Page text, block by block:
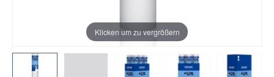
Klicken um zu vergrößern